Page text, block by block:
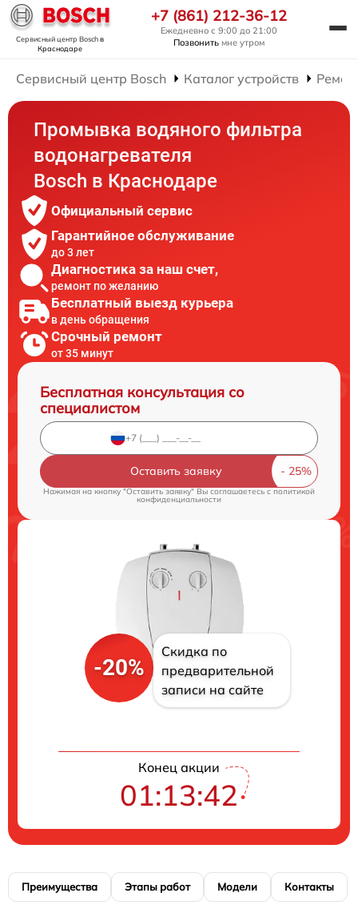
Сервисный центр Boschв
Краснодаре
+7 (861) 212-36-12
Ежедневно с 9:00 до 21:00
Позвонить мне утром
Сервисный центр Bosch Каталог устройств
Промывка водяного фильтра
водонагревателя
Bosch в Краснодаре
Официальный сервис
Гарантийное обслуживание
до 3 лет
Диагностика за наш счет,
ремонт по желанию
Бесплатный выезд курьера
в день обращения
Срочный ремонт
от 35 минут
Бесплатная консультация со
специалистом
Оставить заявку
Нажимая на кнопку "Оставить заявку" Вы соглашаетесь cполитикой
конфиденциальности
-20%
Скидка по
предварительной
записи на сайте
Конец акции
01:13:41
Преимущества Этапы работ Модели Контакты